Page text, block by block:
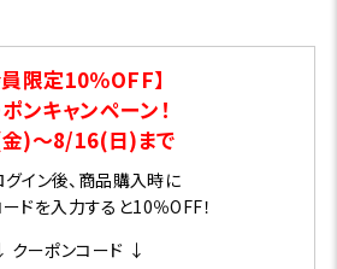
員限定10％OFF】
ンキャンペーン！
)～8/16(日)まで
イン後、商品購入時に
ドを入力すると10％OFF！
クーポンコード ↓